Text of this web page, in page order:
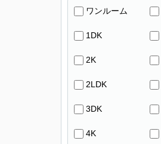
ワンルーム
1DK
2K
2LDK
3DK
4K